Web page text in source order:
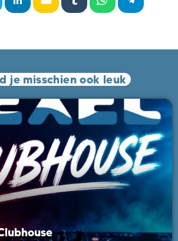
je misschien ook leuk